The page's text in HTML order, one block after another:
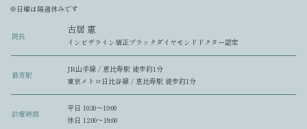
※日曜は隔週休みです
院長 古居 憲
インビザライン矯正ブラックダイヤモンドドクター認定
最寄駅
JR山手線 / 恵比寿駅 徒歩約1分
東京メトロ日比谷線 / 恵比寿駅 徒歩約1分
診療時間
平日 10:30〜19:00
休日 12:00〜18:00